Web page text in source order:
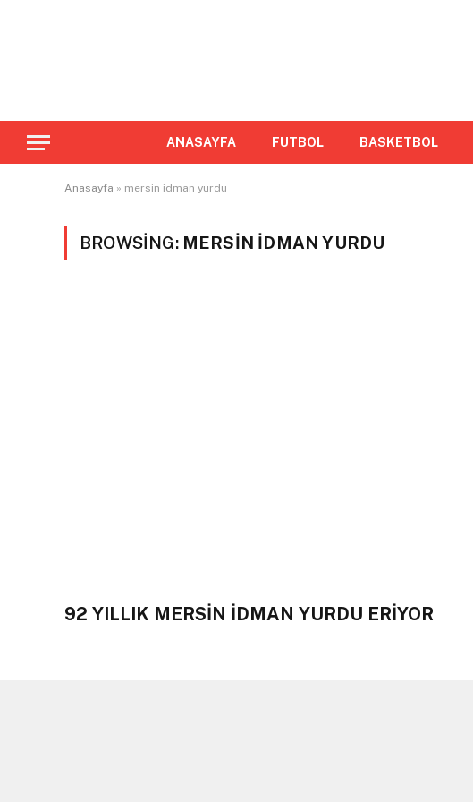
ANASAYFA FUTBOL BASKETBOL
Anasayfa » mersin idman yurdu
BROWSING: MERSIN IDMAN YURDU
92 YILLIK MERSİN İDMAN YURDU ERİYOR